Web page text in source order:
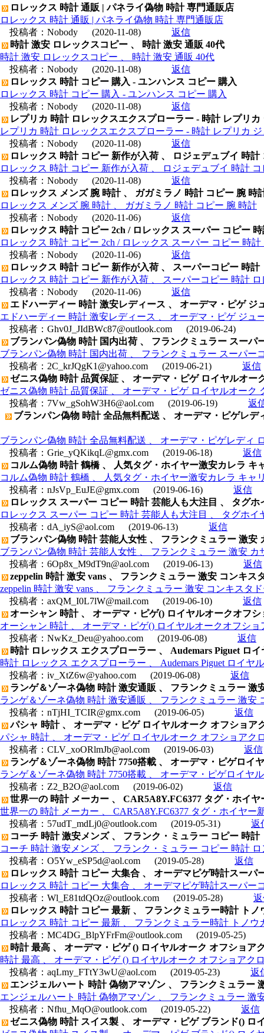
ロレックス 時計 通販 | パネライ偽物 時計 専門通販店
ロレックス 時計 通販 | パネライ偽物 時計 専門通販店
投稿者： Nobody (2020-11-08)
返信
時計 激安 ロレックスコピー 、 時計 激安 通販 40代
時計 激安 ロレックスコピー 、 時計 激安 通販 40代
投稿者： Nobody (2020-11-08)
返信
ロレックス 時計 コピー 購入 - ユンハンス コピー 購入
ロレックス 時計 コピー 購入 - ユンハンス コピー 購入
投稿者： Nobody (2020-11-08)
返信
レプリカ 時計 ロレックスエクスプローラー - 時計 レプリカ
レプリカ 時計 ロレックスエクスプローラー - 時計 レプリカ
投稿者： Nobody (2020-11-08)
返信
ロレックス 時計 コピー 新作が入荷 、 ロジェデュブイ 時計
ロレックス 時計 コピー 新作が入荷 、 ロジェデュブイ 時計
投稿者： Nobody (2020-11-08)
返信
ロレックス メンズ 腕 時計 、 ガガミラノ 時計 コピー 腕 時
ロレックス メンズ 腕 時計 、 ガガミラノ 時計 コピー 腕 時計
投稿者： Nobody (2020-11-06)
返信
ロレックス 時計 コピー 2ch / ロレックス スーパー コピー
ロレックス 時計 コピー 2ch / ロレックス スーパー コピー 時計
投稿者： Nobody (2020-11-06)
返信
ロレックス 時計 コピー 新作が入荷 、 スーパーコピー 時
ロレックス 時計 コピー 新作が入荷 、 スーパーコピー 時計
投稿者： Nobody (2020-11-06)
返信
エドハーディー 時計 激安レディース 、 オーデマ・ピゲ ジ
エドハーディー 時計 激安レディース 、 オーデマ・ピゲ ジュ
投稿者： Ghv0J_JIdBWc87@outlook.com
(2019-06-24)
ブランパン偽物 時計 国内出荷 、 フランクミュラー スー
ブランパン偽物 時計 国内出荷 、 フランクミュラー スーパー
投稿者： 2C_krJQgK1@yahoo.com (2019-06-21)
返信
ゼニス偽物 時計 品質保証 、 オーデマ・ピゲ ロイヤルオー
ゼニス偽物 時計 品質保証 、 オーデマ・ピゲ ロイヤルオーク
投稿者： 7Vw_gSohW3H6@aol.com (2019-06-19)
返
ブランパン偽物 時計 全品無料配送 、 オーデマ・ピゲレ
ブランパン偽物 時計 全品無料配送 、 オーデマ・ピゲレディ
投稿者： Grie_yQKikqL@gmx.com (2019-06-18)
返信
コルム偽物 時計 鶴橋 、 人気タグ・ホイヤー激安カレラ キ
コルム偽物 時計 鶴橋 、 人気タグ・ホイヤー激安カレラ キャ
投稿者： nJsVp_EuJE@gmx.com (2019-06-16)
返信
ロレックス スーパー コピー 時計 芸能人も大注目 、 タグ
ロレックス スーパー コピー 時計 芸能人も大注目 、 タグホ
投稿者： dA_iyS@aol.com (2019-06-13)
返信
ブランパン偽物 時計 芸能人女性 、 フランクミュラー 激安
ブランパン偽物 時計 芸能人女性 、 フランクミュラー 激安 カ
投稿者： 6Op8x_M9dT9n@aol.com (2019-06-13)
返信
zeppelin 時計 激安 vans 、 フランクミュラー 激安 コンキス
zeppelin 時計 激安 vans 、 フランクミュラー 激安 コンキスタド
投稿者： axQM_I0L7lW@mail.com (2019-06-10)
返信
オーシャン 時計 、 オーデマ・ピゲ() ロイヤルオークオフ
オーシャン 時計 、 オーデマ・ピゲ() ロイヤルオークオフショ
投稿者： NwKz_Deu@yahoo.com (2019-06-08)
返信
時計 ロレックス エクスプローラー 、 Audemars Piguet ロ
時計 ロレックス エクスプローラー 、 Audemars Piguet ロイヤ
投稿者： iv_XtZ6w@yahoo.com (2019-06-08)
返信
ランゲ＆ゾーネ偽物 時計 激安通販 、 フランクミュラー 激
ランゲ＆ゾーネ偽物 時計 激安通販 、 フランクミュラー 激安
投稿者： nTjHI_TCIR@gmx.com (2019-06-05)
返信
パシャ 時計 、 オーデマ・ピゲ ロイヤルオーク オフショア
パシャ 時計 、 オーデマ・ピゲ ロイヤルオーク オフショアク
投稿者： CLV_xoORlmJb@aol.com (2019-06-03)
返信
ランゲ＆ゾーネ偽物 時計 7750搭載 、 オーデマ・ピゲロイ
ランゲ＆ゾーネ偽物 時計 7750搭載 、 オーデマ・ピゲロイヤ
投稿者： Z2_B2O@aol.com (2019-06-02)
返信
世界一の 時計 メーカー 、 CAR5A8Y.FC6377 タグ・ホイ
世界一の 時計 メーカー 、 CAR5A8Y.FC6377 タグ・ホイヤ
投稿者： 57udT_mdLj0@outlook.com (2019-05-31)
返
コーチ 時計 激安メンズ 、 フランク・ミュラー コピー 時
コーチ 時計 激安メンズ 、 フランク・ミュラー コピー 時計
投稿者： O5Yw_eSP5d@aol.com (2019-05-28)
返信
ロレックス 時計 コピー 大集合 、 オーデマピゲ時計スーパ
ロレックス 時計 コピー 大集合 、 オーデマピゲ時計スーパー
投稿者： Wl_E81tdQOz@outlook.com (2019-05-28)
ロレックス 時計 コピー 最新 、 フランクミュラー時計 ト
ロレックス 時計 コピー 最新 、 フランクミュラー時計 トノ
投稿者： MC4DG_BlpYFrFm@outlook.com
(2019-05-25)
時計 最高 、 オーデマ・ピゲ () ロイヤルオーク オフショア
時計 最高 、 オーデマ・ピゲ () ロイヤルオーク オフショアク
投稿者： aqLmy_FTtY3wU@aol.com (2019-05-23)
返
エンジェルハート 時計 偽物アマゾン 、 フランクミュラー
エンジェルハート 時計 偽物アマゾン 、 フランクミュラー 激
投稿者： Nfhu_MqO@outlook.com (2019-05-22)
返信
ゼニス偽物 時計 スイス製 、 オーデマ・ピゲ ブランド() ロ